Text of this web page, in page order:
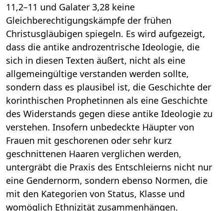
11,2–11 und Galater 3,28 keine
Gleichberechtigungskämpfe der frühen
Christusgläubigen spiegeln. Es wird aufgezeigt,
dass die antike androzentrische Ideologie, die
sich in diesen Texten äußert, nicht als eine
allgemeingültige verstanden werden sollte,
sondern dass es plausibel ist, die Geschichte der
korinthischen Prophetinnen als eine Geschichte
des Widerstands gegen diese antike Ideologie zu
verstehen. Insofern unbedeckte Häupter von
Frauen mit geschorenen oder sehr kurz
geschnittenen Haaren verglichen werden,
untergräbt die Praxis des Entschleierns nicht nur
eine Gendernorm, sondern ebenso Normen, die
mit den Kategorien von Status, Klasse und
womöglich Ethnizität zusammenhängen.